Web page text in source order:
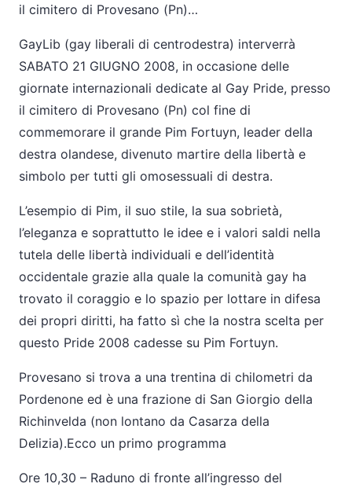
il cimitero di Provesano (Pn)…
GayLib (gay liberali di centrodestra) interverrà
SABATO 21 GIUGNO 2008, in occasione delle
giornate internazionali dedicate al Gay Pride, presso
il cimitero di Provesano (Pn) col fine di
commemorare il grande Pim Fortuyn, leader della
destra olandese, divenuto martire della libertà e
simbolo per tutti gli omosessuali di destra.
L’esempio di Pim, il suo stile, la sua sobrietà,
l’eleganza e soprattutto le idee e i valori saldi nella
tutela delle libertà individuali e dell’identità
occidentale grazie alla quale la comunità gay ha
trovato il coraggio e lo spazio per lottare in difesa
dei propri diritti, ha fatto sì che la nostra scelta per
questo Pride 2008 cadesse su Pim Fortuyn.
Provesano si trova a una trentina di chilometri da
Pordenone ed è una frazione di San Giorgio della
Richinvelda (non lontano da Casarza della
Delizia).Ecco un primo programma
Ore 10,30 – Raduno di fronte all’ingresso del